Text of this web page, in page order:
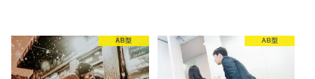
AB型 AB型